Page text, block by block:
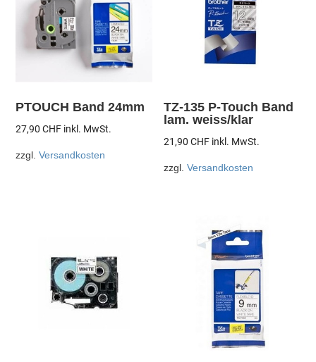
PTOUCH Band 24mm
27,90CHF inkl. MwSt.
zzgl.Versandkosten
TZ-135 P-Touch Band
lam. weiss/klar
21,90CHF inkl. MwSt.
zzgl.Versandkosten